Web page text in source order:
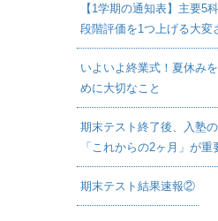
【1学期の通知表】主要5
段階評価を1つ上げる大変
いよいよ終業式！夏休み
めに大切なこと
期末テスト終了後、入塾
「これからの2ヶ月」が重
期末テスト結果速報②